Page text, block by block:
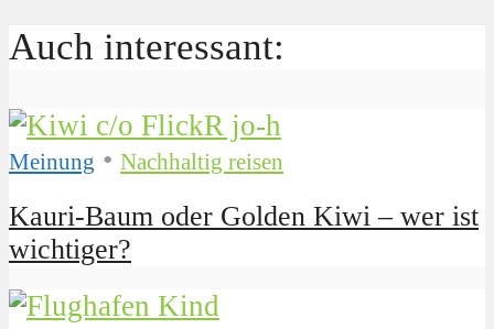
Auch interessant:
Meinung • Nachhaltig reisen
Kauri-Baum oder Golden Kiwi – wer ist
wichtiger?